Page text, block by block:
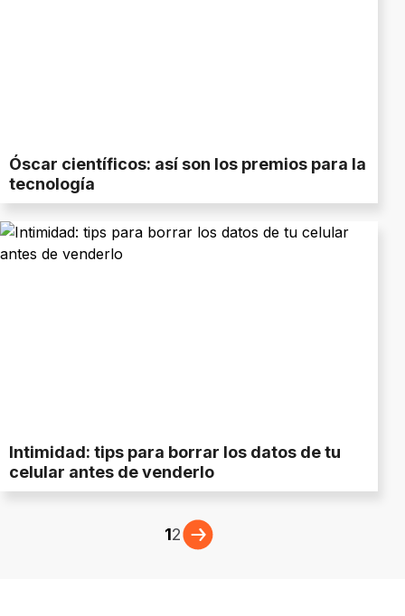
Óscar científicos: así son los premios para la
tecnología
Intimidad: tips para borrar los datos de tu
celular antes de venderlo
12